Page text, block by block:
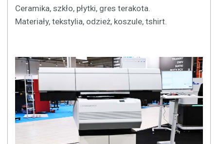
Ceramika, szkło, płytki, gres terakota.
Materiały, tekstylia, odzież, koszule, tshirt.